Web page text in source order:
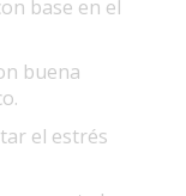
base en el
buena
el estrés